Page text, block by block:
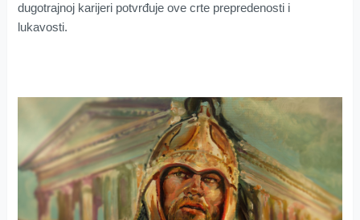
dugotrajnoj karijeri potvrđuje ove crte prepredenosti i
lukavosti.